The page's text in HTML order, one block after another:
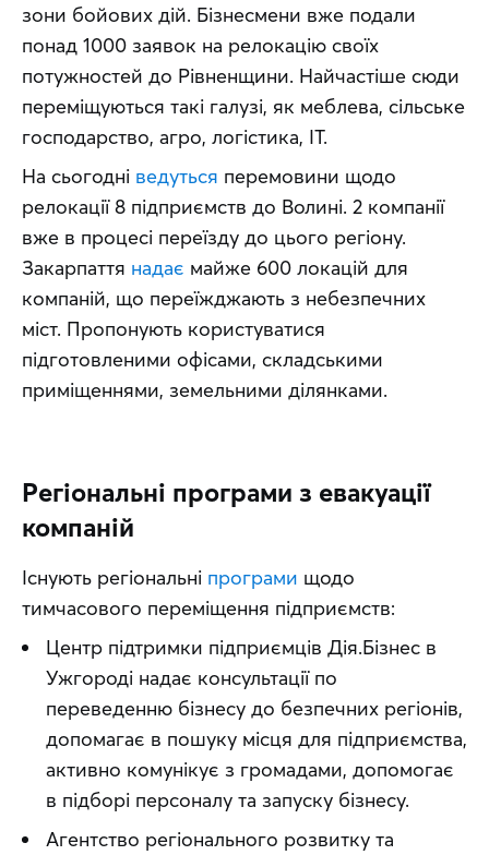
зони бойових дій. Бізнесмени вже подали
понад 1000 заявок на релокацію своїх
потужностей до Рівненщини. Найчастіше сюди
переміщуються такі галузі, як меблева, сільське
господарство, агро, логістика, IT.
На сьогодні ведуться перемовини щодо
релокації 8 підприємств до Волині. 2 компанії
вже в процесі переїзду до цього регіону.
Закарпаття надає майже 600 локацій для
компаній, що переїжджають з небезпечних
міст. Пропонують користуватися
підготовленими офісами, складськими
приміщеннями, земельними ділянками.
Регіональні програми з евакуації
компаній
Існують регіональні програми щодо
тимчасового переміщення підприємств:
Центр підтримки підприємців Дія.Бізнес в
Ужгороді надає консультації по
переведенню бізнесу до безпечних регіонів,
допомагає в пошуку місця для підприємства,
активно комунікує з громадами, допомогає
в підборі персоналу та запуску бізнесу.
Агентство регіонального розвитку та